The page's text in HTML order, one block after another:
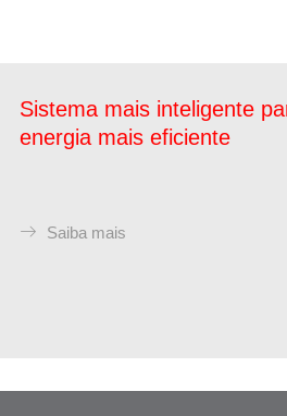
Sistema mais inteligente
energia mais eficiente
Saiba mais